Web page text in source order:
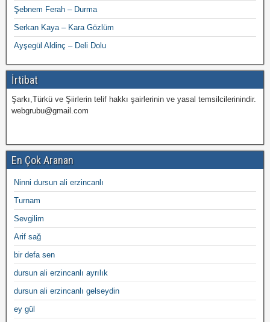
Şebnem Ferah – Durma
Serkan Kaya – Kara Gözlüm
Ayşegül Aldinç – Deli Dolu
İrtibat
Şarkı,Türkü ve Şiirlerin telif hakkı şairlerinin ve yasal temsilcilerinindir.
webgrubu@gmail.com
En Çok Aranan
Ninni dursun ali erzincanlı
Turnam
Sevgilim
Arif sağ
bir defa sen
dursun ali erzincanlı ayrılık
dursun ali erzincanlı gelseydin
ey gül